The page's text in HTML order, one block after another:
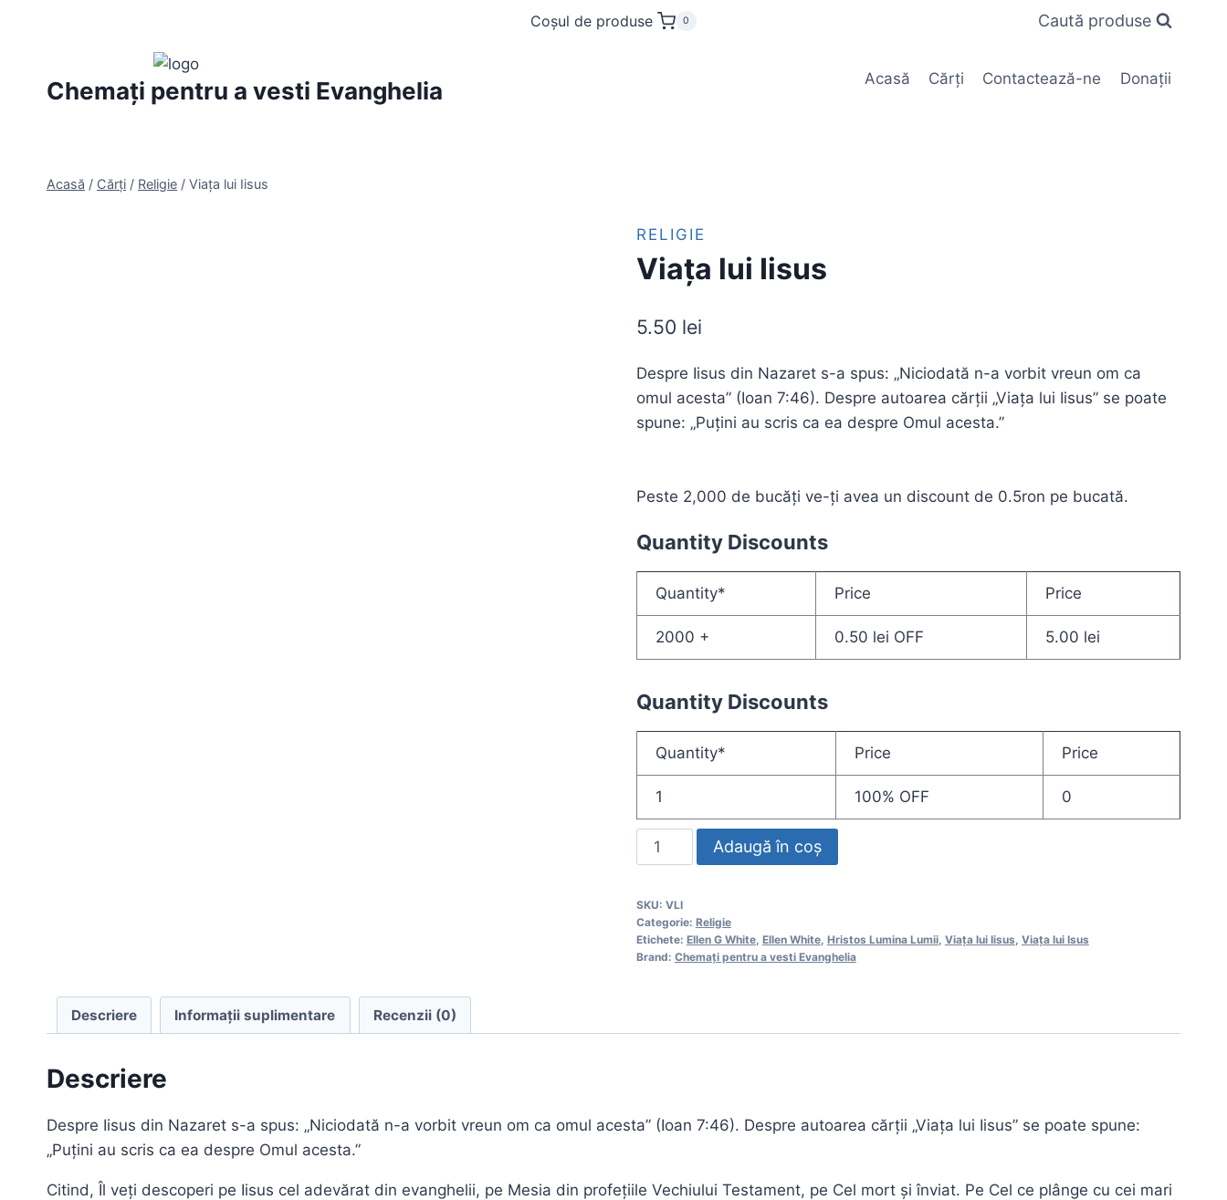
Coșul de produse 0 Caută produse
Chemați pentru a vesti Evanghelia Acasă Cărți Contactează-ne Donații
Acasă / Cărți / Religie / Viața lui Iisus
RELIGIE
Viața lui Iisus
5.50 lei
Despre Iisus din Nazaret s-a spus: „Niciodată n-a vorbit vreun om ca
omul acesta” (Ioan 7:46). Despre autoarea cărții „Viața lui Iisus” se poate
spune: „Puțini au scris ca ea despre Omul acesta.”
Peste 2,000 de bucăți ve-ți avea un discount de 0.5ron pe bucată.
Quantity Discounts
Quantity* Price Price
2000 + 0.50 lei OFF 5.00 lei
Quantity Discounts
Quantity* Price Price
1 100% OFF 0
Cantitate
Viața
Iisus
Adaugă în coș
SKU: VLI
Categorie: Religie
Etichete: Ellen G White, Ellen White, Hristos Lumina Lumii, Viața lui Iisus Viața lui Isus
Brand: Chemați pentru a vesti Evanghelia
Descriere Informații suplimentare Recenzii (0)
Descriere
Despre Iisus din Nazaret s-a spus: „Niciodată n-a vorbit vreun om ca omul acesta” (Ioan 7:46). Despre autoarea cărții „Viața lui Iisus” se poate spune:
„Puțini au scris ca ea despre Omul acesta.”
Citind, Îl veți descoperi pe Iisus cel adevărat din evanghelii, pe Mesia din profețiile Vechiului Testament, pe Cel mort și înviat. Pe Cel ce plânge cu cei mari